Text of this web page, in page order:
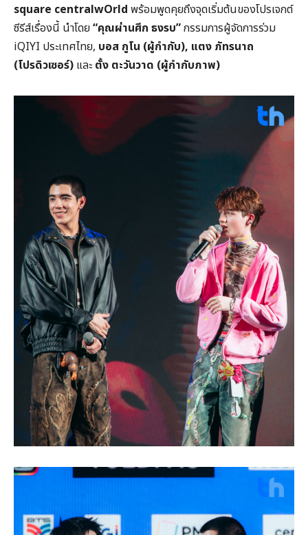
square centralwOrld พร้อมพูดคุยถึงจุดเริ่มต้นของโปรเจกต์
ซีรีส์เรื่องนี้ นำโดย“คุณผ่านศึก ธงรบ”กรรมการผู้จัดการร่วม
iQIYI ประเทศไทย, บอส กูโน (ผู้กำกับ), แตง ภัทรนาถ
(โปรดิวเซอร์) และตั้ง ตะวันวาด (ผู้กำกับภาพ)